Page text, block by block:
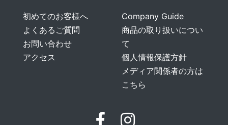
初めてのお客様へ
よくあるご質問
お問い合わせ
アクセス
Company Guide
商品の取り扱いについ
て
個人情報保護方針
メディア関係者の方は
こちら